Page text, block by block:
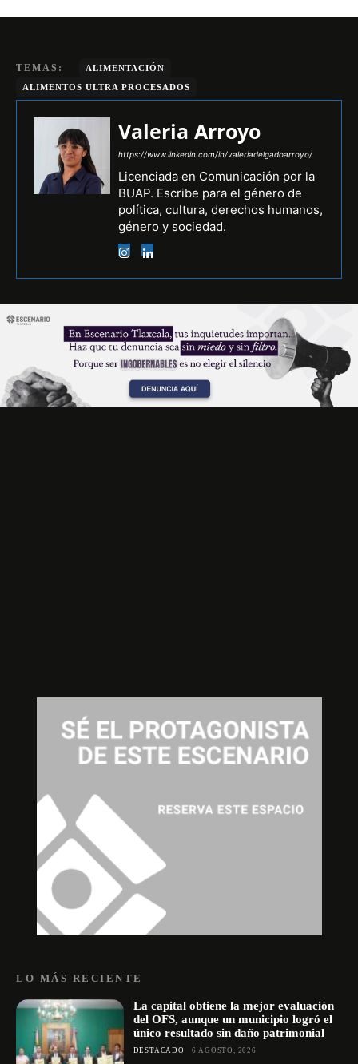
TEMAS:
ALIMENTACIÓN
ALIMENTOS ULTRA PROCESADOS
Valeria Arroyo
https://www.linkedin.com/in/valeriadelgadoarroyo/
Licenciada en Comunicación por la
BUAP. Escribe para el género de
política, cultura, derechos humanos,
género y sociedad.
LO MÁS RECIENTE
La capital obtiene la mejor evaluación
del OFS, aunque un municipio logró el
único resultado sin daño patrimonial
DESTACADO 6 AGOSTO, 2026